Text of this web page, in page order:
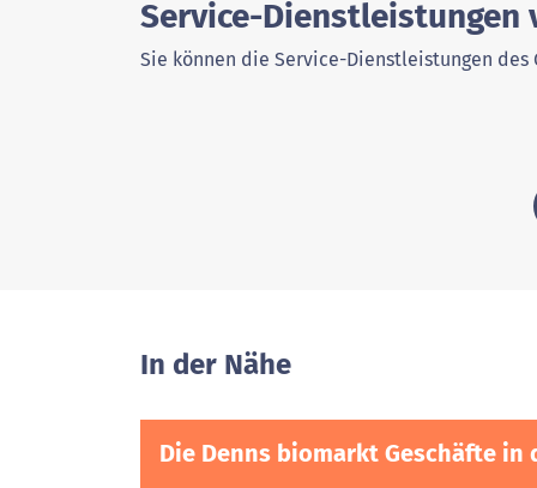
Service-Dienstleistungen
Sie können die Service-Dienstleistungen des
In der Nähe
Die Denns biomarkt Geschäfte in